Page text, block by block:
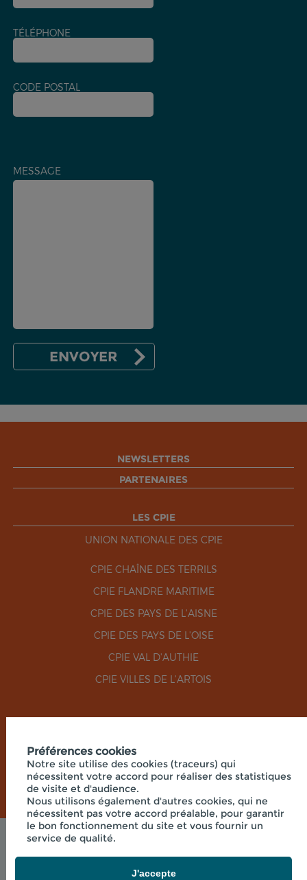
TÉLÉPHONE
CODE POSTAL
MESSAGE
NEWSLETTERS
PARTENAIRES
LES CPIE
UNION NATIONALE DES CPIE
CPIE CHAÎNE DES TERRILS
CPIE FLANDRE MARITIME
CPIE DES PAYS DE L'AISNE
CPIE DES PAYS DE L'OISE
CPIE VAL D'AUTHIE
CPIE VILLES DE L'ARTOIS
Mentions légales
© 2026 - UNION RÉGIONALE DES CPIE HAUTS-DE-
FRANCE - SIÈGE SOCIAL 33 RUE DES VICTIMES DE
Préférences cookies
Notre site utilise des cookies (traceurs) qui
nécessitent votre accord pour réaliser des statistiques
de visite et d'audience.
Nous utilisons également d'autres cookies, qui ne
nécessitent pas votre accord préalable, pour garantir
le bon fonctionnement du site et vous fournir un
service de qualité.
J'accepte